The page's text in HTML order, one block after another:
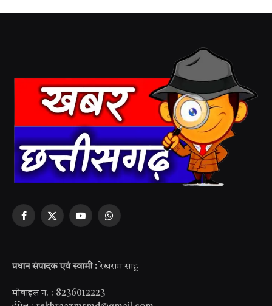
Facebook
X
YouTubeWhatsApp
प्रधान संपादक एवं स्वामी : रेखराम साहू
मोबाइल न. : 8236012223